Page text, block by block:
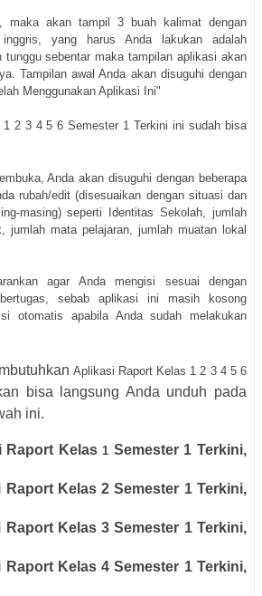
akan tampil 3 buah kalimat dengan
inggris, yang harus Anda lakukan adalah
sebentar maka tampilan aplikasi akan
Tampilan awal Anda akan disuguhi dengan
Menggunakan Aplikasi Ini"
2 3 4 5 6 Semester 1 Terkini ini sudah bisa
Anda akan disuguhi dengan beberapa
rubah/edit (disesuaikan dengan situasi dan
masing) seperti Identitas Sekolah, jumlah
jumlah mata pelajaran, jumlah muatan lokal
agar Anda mengisi sesuai dengan
bertugas, sebab aplikasi ini masih kosong
otomatis apabila Anda sudah melakukan
Aplikasi Raport Kelas 1 2 3 4 5 6
bisa langsung Anda unduh pada
ini.
Raport Kelas 1 Semester 1 Terkini,
Raport Kelas 2 Semester 1 Terkini,
Raport Kelas 3 Semester 1 Terkini,
Raport Kelas 4 Semester 1 Terkini,